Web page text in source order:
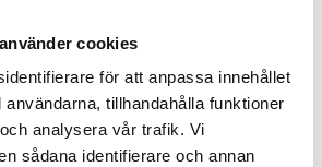
cookies
för att anpassa innehållet
tillhandahålla funktioner
analysera vår trafik. Vi
sådana identifierare och annan
för multimeterserie MTX
multimeterserie.
LÄS MER